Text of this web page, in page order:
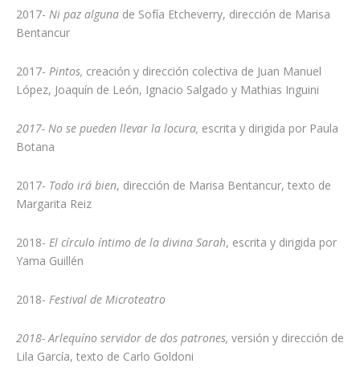
2017- Ni paz algunade Sofía Etcheverry, dirección de Marisa
Bentancur
2017- Pintos, creación y dirección colectiva de Juan Manuel
López, Joaquín de León, Ignacio Salgado y Mathias Inguini
2017- No se pueden llevar la locura, escrita y dirigida por Paula
Botana
2017- Todo irá bien, dirección de Marisa Bentancur, texto de
Margarita Reiz
2018- El círculo íntimo de la divina Sarah, escrita y dirigida por
Yama Guillén
2018- Festival de Microteatro
2018- Arlequíno servidor de dos patrones, versión y dirección de
Lila García, texto de Carlo Goldoni